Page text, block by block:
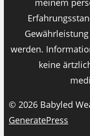
meinem
werden.
keine
© 2026 Babyled
GeneratePress